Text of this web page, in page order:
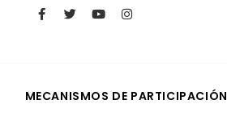
MECANISMOS DE PARTICIPACIÓN